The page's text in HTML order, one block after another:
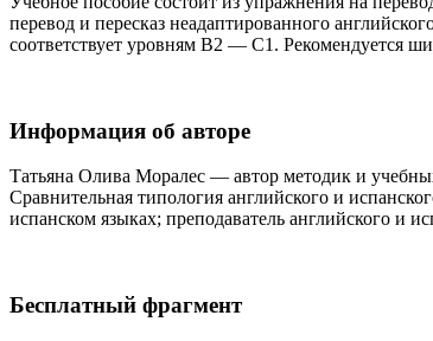
перевод и пересказ неадаптированного
соответствует уровням В2 — С1. Рекомендуется
Информация об авторе
Татьяна Олива Моралес — автор методик и
Сравнительная типология английского и
испанском языках; преподаватель английского и
Бесплатный фрагмент